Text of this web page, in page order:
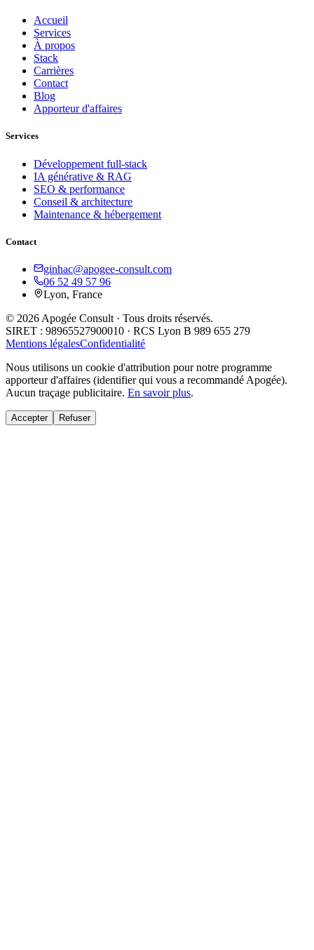
Accueil
Services
À propos
Stack
Carrières
Contact
Blog
Apporteur d'affaires
Services
Développement full-stack
IA générative & RAG
SEO & performance
Conseil & architecture
Maintenance & hébergement
Contact
ginhac@apogee-consult.com
06 52 49 57 96
Lyon, France
© 2026 Apogée Consult · Tous droits réservés.
SIRET : 98965527900010 · RCS Lyon B 989 655 279
Mentions légalesConfidentialité
Nous utilisons un cookie d'attribution pour notre programme
apporteur d'affaires (identifier qui vous a recommandé Apogée).
Aucun traçage publicitaire. En savoir plus.
Accepter Refuser